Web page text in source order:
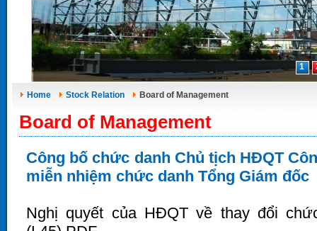
1
Home Stock Relation Board of Management
Board of Management
Công bố chức danh Chủ tịch HĐQT
miễn nhiệm chức danh Tổng Giám đốc
Nghị quyết của HĐQT về thay đổi